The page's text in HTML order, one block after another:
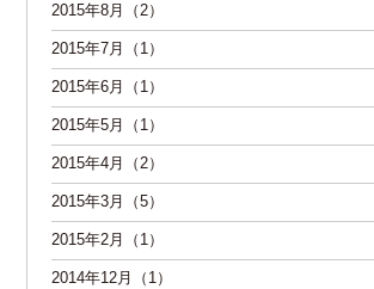
2015年8月（2）
2015年7月（1）
2015年6月（1）
2015年5月（1）
2015年4月（2）
2015年3月（5）
2015年2月（1）
2014年12月（1）